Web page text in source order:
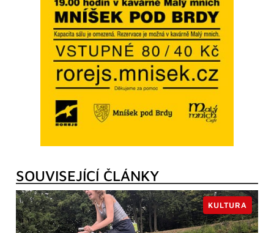
SOUVISEJÍCÍ ČLÁNKY
KULTURA